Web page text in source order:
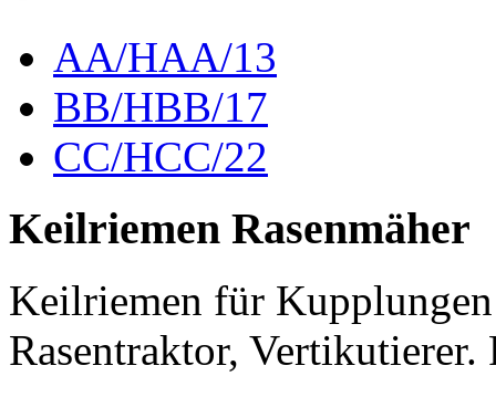
AA/HAA/13
BB/HBB/17
CC/HCC/22
Keilriemen Rasenmäher
Keilriemen für Kupplungen
Rasentraktor,